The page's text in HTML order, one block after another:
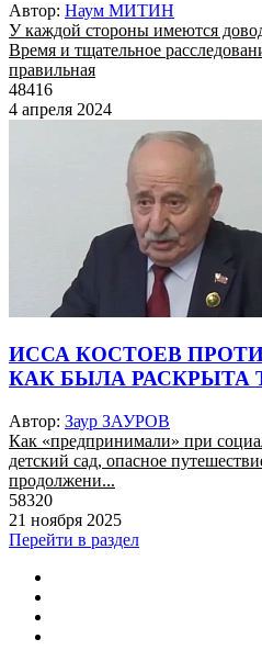
Автор: Наум МИТИН
У каждой стороны имеются
Время и тщательное
правильная
48416
4 апреля 2024
ИССА КОСТОЕВ
КАК БЫЛА РАСКРЫТА
Автор: Заур ЗАУРОВ
Как «предпринимали» при
детский сад, опасное
продолжени...
58320
21 ноября 2025
Перейти в раздел